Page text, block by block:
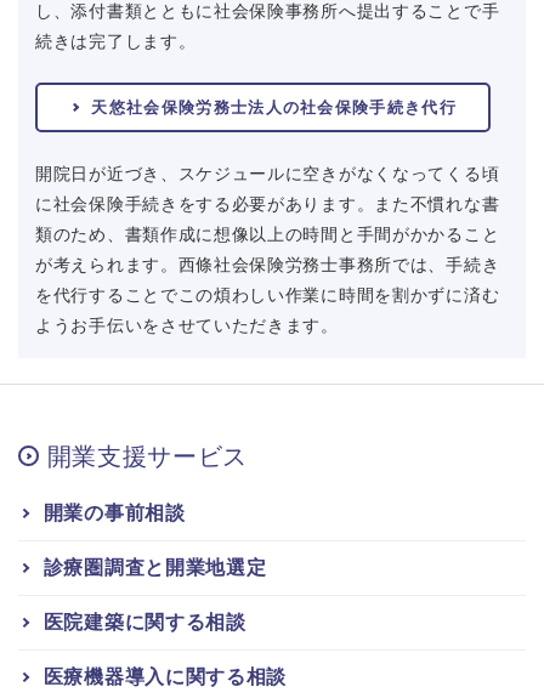
し、添付書類とともに社会保険事務所へ提出することで手
続きは完了します。
天悠社会保険労務士法人の社会保険手続き代行
開院日が近づき、スケジュールに空きがなくなってくる頃
に社会保険手続きをする必要があります。また不慣れな書
類のため、書類作成に想像以上の時間と手間がかかること
が考えられます。西條社会保険労務士事務所では、手続き
を代行することでこの煩わしい作業に時間を割かずに済む
ようお手伝いをさせていただきます。
開業支援サービス
開業の事前相談
診療圏調査と開業地選定
医院建築に関する相談
医療機器導入に関する相談